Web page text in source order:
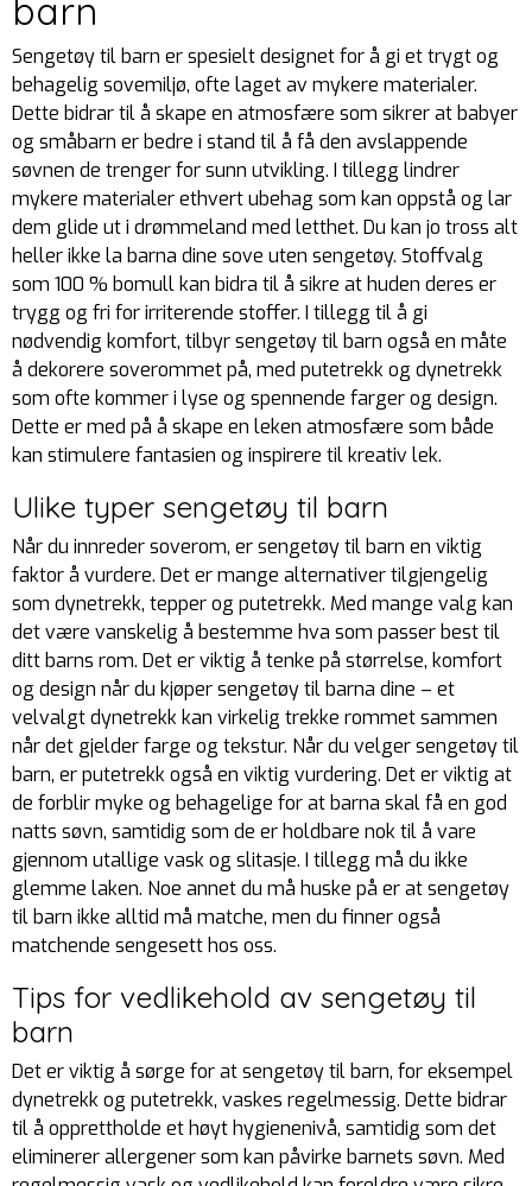
barn
Sengetøy til barn er spesielt designet for å gi et trygt og
behagelig sovemiljø, ofte laget av mykere materialer.
Dette bidrar til å skape en atmosfære som sikrer at babyer
og småbarn er bedre i stand til å få den avslappende
søvnen de trenger for sunn utvikling. I tillegg lindrer
mykere materialer ethvert ubehag som kan oppstå og lar
dem glide ut i drømmeland med letthet. Du kan jo tross alt
heller ikke la barna dine sove uten sengetøy. Stoffvalg
som 100 % bomull kan bidra til å sikre at huden deres er
trygg og fri for irriterende stoffer. I tillegg til å gi
nødvendig komfort, tilbyr sengetøy til barn også en måte
å dekorere soverommet på, med putetrekk og dynetrekk
som ofte kommer i lyse og spennende farger og design.
Dette er med på å skape en leken atmosfære som både
kan stimulere fantasien og inspirere til kreativ lek.
Ulike typer sengetøy til barn
Når du innreder soverom, er sengetøy til barn en viktig
faktor å vurdere. Det er mange alternativer tilgjengelig
som dynetrekk, tepper og putetrekk. Med mange valg kan
det være vanskelig å bestemme hva som passer best til
ditt barns rom. Det er viktig å tenke på størrelse, komfort
og design når du kjøper sengetøy til barna dine – et
velvalgt dynetrekk kan virkelig trekke rommet sammen
når det gjelder farge og tekstur. Når du velger sengetøy til
barn, er putetrekk også en viktig vurdering. Det er viktig at
de forblir myke og behagelige for at barna skal få en god
natts søvn, samtidig som de er holdbare nok til å vare
gjennom utallige vask og slitasje. I tillegg må du ikke
glemme laken. Noe annet du må huske på er at sengetøy
til barn ikke alltid må matche, men du finner også
matchende sengesett hos oss.
Tips for vedlikehold av sengetøy til
barn
Det er viktig å sørge for at sengetøy til barn, for eksempel
dynetrekk og putetrekk, vaskes regelmessig. Dette bidrar
til å opprettholde et høyt hygienenivå, samtidig som det
eliminerer allergener som kan påvirke barnets søvn. Med